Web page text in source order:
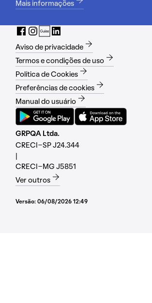
Mais informações
Aviso de privacidade
Termos e condições de uso
Política de Cookies
Preferências de cookies
Manual do usuário
GRPQA Ltda.
CRECI-SP J24.344
CRECI-MG J5851
Ver outros
Versão: 06/08/2026 12:49